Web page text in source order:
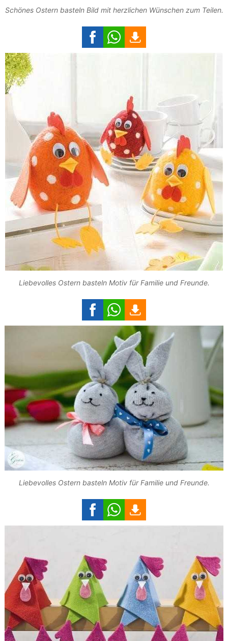
Schönes Ostern basteln Bild mit herzlichen Wünschen zum Teilen.
Liebevolles Ostern basteln Motiv für Familie und Freunde.
Liebevolles Ostern basteln Motiv für Familie und Freunde.